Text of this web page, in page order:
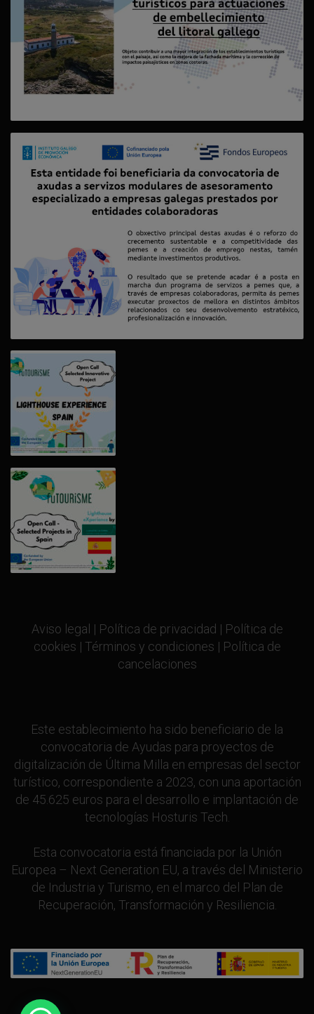
Aviso legal | Política de privacidad | Política de
cookies | Términos y condiciones | Política de
cancelaciones
Este establecimiento ha sido beneficiario de la
convocatoria de Ayudas para proyectos de
digitalización de Última Milla en empresas del sector
turístico, correspondiente a 2023, con una aportación
de 45.625 euros para el desarrollo e implantación de
tecnologías Hosturis Tech.
Esta convocatoria está financiada por la Unión
Europea – Next Generation EU, a través del Ministerio
de Industria y Turismo, en el marco del Plan de
Recuperación, Transformación y Resiliencia.